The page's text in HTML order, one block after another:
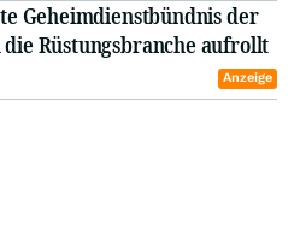
Geheimdienstbündnis der
Rüstungsbranche aufrollt
Anzeige